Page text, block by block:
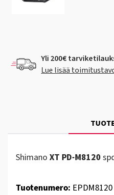
Yli 200€
Lue lisää
Shimano XT PD-M8120
Tuotenumero: EPDM8120